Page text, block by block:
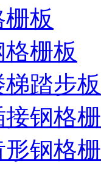
板
栅板
踏步板
钢格栅
钢格栅